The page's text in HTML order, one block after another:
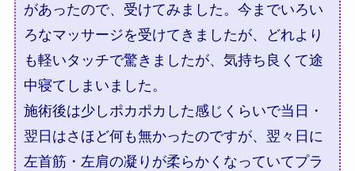
があったので、受けてみました。今までいろい
ろなマッサージを受けてきましたが、どれより
も軽いタッチで驚きましたが、気持ち良くて途
中寝てしまいました。
施術後は少しポカポカした感じくらいで当日・
翌日はさほど何も無かったのですが、翌々日に
左首筋・左肩の凝りが柔らかくなっていてプラ